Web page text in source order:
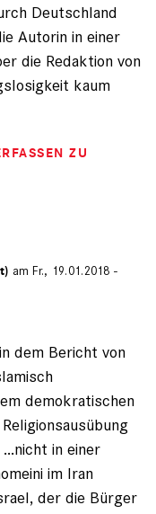
Deutschland
Autorin in einer
die Redaktion von
kaum
ZU
am Fr., 19.01.2018 -
dem Bericht von
demokratischen
in einer
im Iran
der die Bürger